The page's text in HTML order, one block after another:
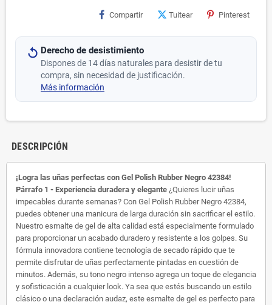
Compartir Tuitear Pinterest
Derecho de desistimiento
Dispones de 14 días naturales para desistir de tu
compra, sin necesidad de justificación.
Más información
DESCRIPCIÓN
¡Logra las uñas perfectas con Gel Polish Rubber Negro 42384!
Párrafo 1 - Experiencia duradera y elegante ¿Quieres lucir uñas
impecables durante semanas? Con Gel Polish Rubber Negro 42384,
puedes obtener una manicura de larga duración sin sacrificar el estilo.
Nuestro esmalte de gel de alta calidad está especialmente formulado
para proporcionar un acabado duradero y resistente a los golpes. Su
fórmula innovadora contiene tecnología de secado rápido que te
permite disfrutar de uñas perfectamente pintadas en cuestión de
minutos. Además, su tono negro intenso agrega un toque de elegancia
y sofisticación a cualquier look. Ya sea que estés buscando un estilo
clásico o una declaración audaz, este esmalte de gel es perfecto para